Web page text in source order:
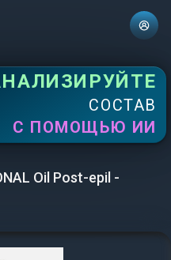
СОСТАВ
С ПОМОЩЬЮ ИИ
Oil Post-epil -